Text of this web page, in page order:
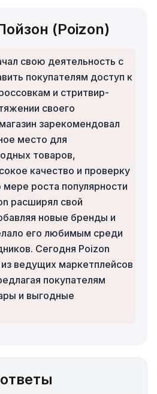
(Poizon)
свою деятельность с
покупателям доступ к
и стритвир-
своего
зарекомендовал
место для
товаров,
качество и проверку
мере роста популярности
расширял свой
новые бренды и
его любимым среди
Сегодня Poizon
ведущих маркетплейсов
покупателям
и выгодные